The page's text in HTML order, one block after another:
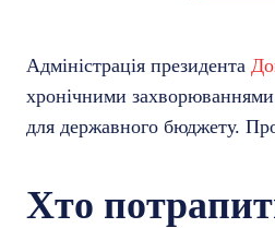
Адміністрація президента
хронічними
для державного бюджету.
Хто